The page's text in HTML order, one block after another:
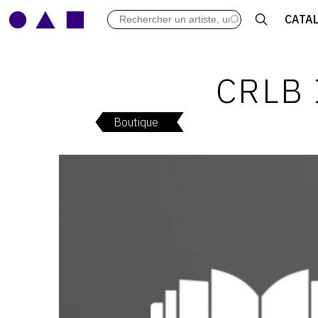
ARCHIVES DES EXPOSITIONS
LEXIQUE ARTISTIQUE
Boutique